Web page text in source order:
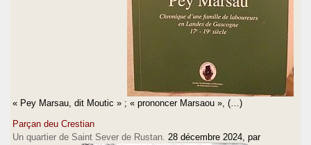
« Pey Marsau, dit Moutic » ; « prononcer Marsaou », (…)
Parçan deu Crestian
Un quartier de Saint Sever de Rustan. 28 décembre 2024 , par